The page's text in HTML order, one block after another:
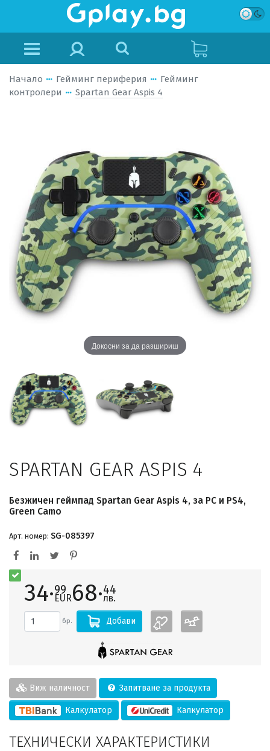
Начало Гейминг периферия
Гейминг
контролери
Spartan Gear Aspis 4
Докосни за да разшириш
SPARTAN GEAR ASPIS 4
Безжичен геймпад Spartan Gear Aspis 4, за PC и PS4,
Green Camo
Арт. номер: SG-085397
34·99
EUR68·44
лв.
бр. Добави
Виж наличност Запитване за продукта
Калкулатор Калкулатор
ТЕХНИЧЕСКИ ХАРАКТЕРИСТИКИ